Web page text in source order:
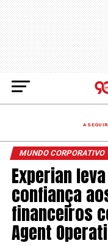
A
MUNDO CORPORATIVO
Experian
confiança
financeiros
Agent